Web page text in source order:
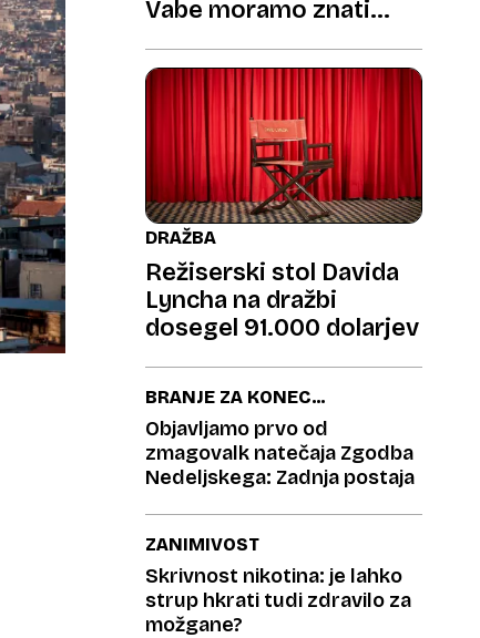
Vabe moramo znati
DRAŽBA
Režiserski stol Davida
Lyncha na dražbi
dosegel 91.000 dolarjev
BRANJE ZA KONEC
TEDNA
Objavljamo prvo od
zmagovalk natečaja Zgodba
Nedeljskega: Zadnja postaja
ZANIMIVOST
Skrivnost nikotina: je lahko
strup hkrati tudi zdravilo za
možgane?